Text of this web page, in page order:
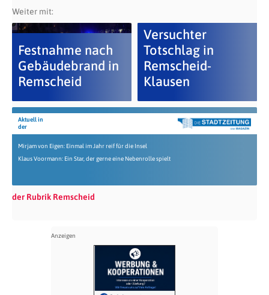
Weiter mit:
Festnahme nach
Gebäudebrand in
Remscheid
Versuchter
Totschlag in
Remscheid-
Klausen
Aktuell in
der
Mirjam von Eigen: Einmal im Jahr reif für die Insel
Klaus Voormann: Ein Star, der gerne eine Nebenrolle spielt
der Rubrik Remscheid